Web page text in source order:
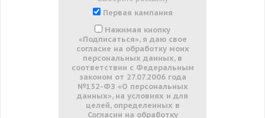
Первая кампания
Нажимая кнопку
«Подписаться», я даю свое
согласие на обработку моих
персональных данных, в
соответствии с Федеральным
законом от 27.07.2006 года
№152-ФЗ «О персональных
данных», на условиях и для
целей, определенных в
Согласии на обработку